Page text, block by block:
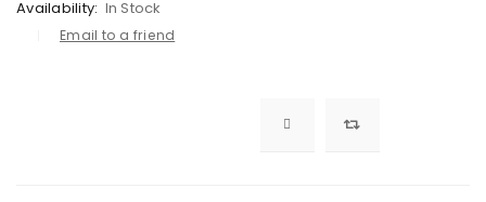
Availability: In Stock
Email to a friend